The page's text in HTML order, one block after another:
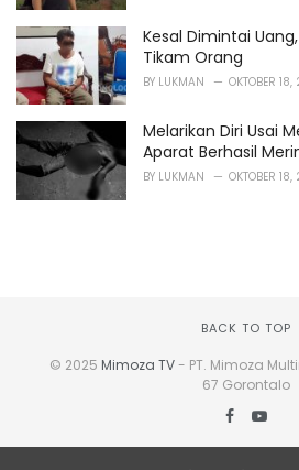
Kesal Dimintai
Tikam Orang
BY LUKMAN OKTOBER 18,
Melarikan Diri Usai
Aparat Berhasil
BY LUKMAN OKTOBER 18,
BACK TO TOP
© 2025 Mimoza TV- PT. Mimoza
67 Gorontalo